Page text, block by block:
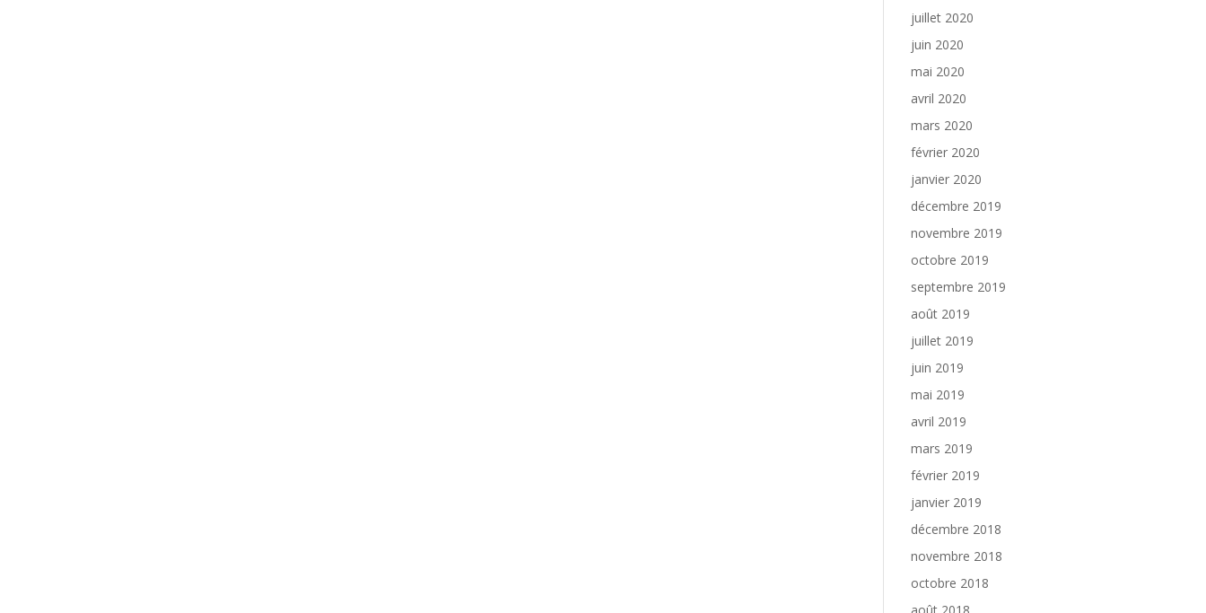
juillet 2020
juin 2020
mai 2020
avril 2020
mars 2020
février 2020
janvier 2020
décembre 2019
novembre 2019
octobre 2019
septembre 2019
août 2019
juillet 2019
juin 2019
mai 2019
avril 2019
mars 2019
février 2019
janvier 2019
décembre 2018
novembre 2018
octobre 2018